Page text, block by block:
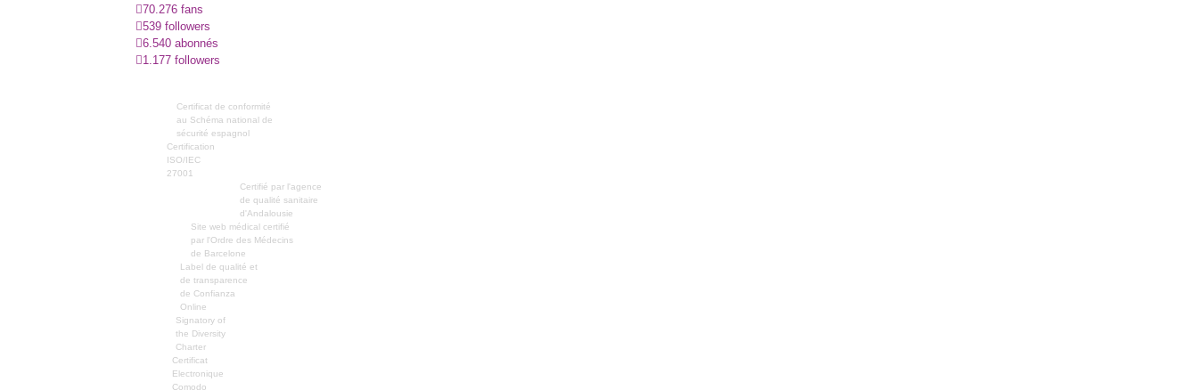
70.276 fans
539 followers
6.540 abonnés
1.177 followers
Certificat de conformité
au Schéma national de
sécurité espagnol
Certification
ISO/IEC
27001
Certifié par l'agence
de qualité sanitaire
d'Andalousie
Site web médical certifié
par l'Ordre des Médecins
de Barcelone
Label de qualité et
de transparence
de Confianza
Online
Signatory of
the Diversity
Charter
Certificat
Electronique
Comodo